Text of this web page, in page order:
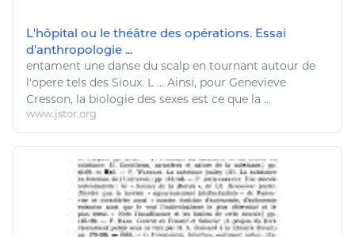
L'hôpital ou le théâtre des opérations. Essai
d'anthropologie ...
entament une danse du scalp en tournant autour de
l'opere tels des Sioux. L ... Ainsi, pour Genevieve
Cresson, la biologie des sexes est ce que la ...
www.jstor.org